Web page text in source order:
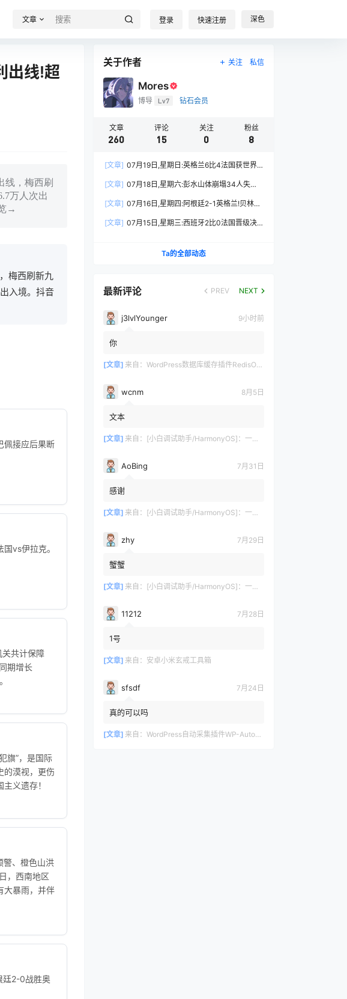
文章 登录 快速注册 深色
出线!超
线，梅西刷
万人次出
→
梅西刷新九
入境。抖音
佩接应后果断
vs伊拉克。
共计保障
期增长
旗”，是国际
的漠视，更伤
义遗存！
警、橙色山洪
，西南地区
大暴雨，并伴
廷2-0战胜奥
关于作者 关注 私信
Mores
博导 Lv7 钻石会员
文章
260
评论
15
关注
0
粉丝
8
[文章] 07月19日,星期日:英格兰6比4法国获世界
被查?
[文章] 07月18日,星期六:彭水山体崩塌34人失联!
大会开幕
[文章] 07月16日,星期四:阿根廷2-1英格兰!贝林厄
[文章] 07月15日,星期三:西班牙2比0法国晋级决
Ta的全部动态
最新评论 PREV NEXT
j3lvlYounger 9小时前
你
[文章] 来自： WordPress数据库缓存插件RedisObjectCachePro破解版
wcnm 8月5日
文本
[文章] 来自： [小白调试助手/HarmonyOS]：一键自动化安装/部署工具，告别繁琐配置
AoBing 7月31日
感谢
[文章] 来自： [小白调试助手/HarmonyOS]：一键自动化安装/部署工具，告别繁琐配置
zhy 7月29日
蟹蟹
[文章] 来自： [小白调试助手/HarmonyOS]：一键自动化安装/部署工具，告别繁琐配置
11212 7月28日
1号
[文章] 来自： 安卓小米玄戒工具箱
sfsdf 7月24日
真的可以吗
[文章] 来自： WordPress自动采集插件WP-AutoPostPro 汉化版 V3.6.2